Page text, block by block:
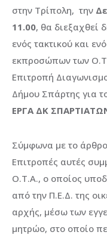
στην Τρίπολη, την
11.00, θα διεξαχθεί
ενός τακτικού και
εκπροσώπων των
Επιτροπή
Δήμου Σπάρτης για
ΕΡΓΑ ΔΚ
Σύμφωνα με το
Επιτροπές αυτές
Ο.Τ.Α., ο οποίος
από την Π.Ε.Δ. της
αρχής, μέσω των
μητρώο, στο οποίο